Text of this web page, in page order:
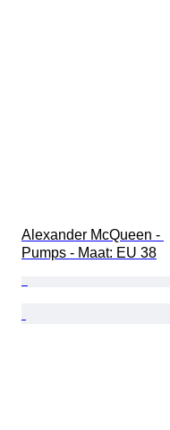
Alexander McQueen -
Pumps - Maat: EU 38